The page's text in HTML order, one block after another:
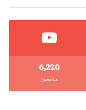
6٬220
متابعون